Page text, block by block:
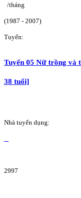
/tháng
(1987 - 2007)
Tuyển:
Tuyển 05 Nữ trồng và
38 tuổi]
Nhà tuyển dụng:
2997